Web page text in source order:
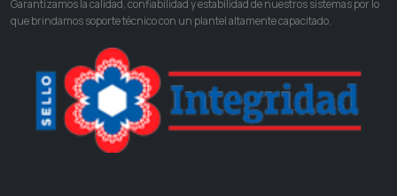
Garantizamos la calidad, confiabilidad y estabilidad de nuestros sistemas por lo
que brindamos soporte técnico con un plantel altamente capacitado.